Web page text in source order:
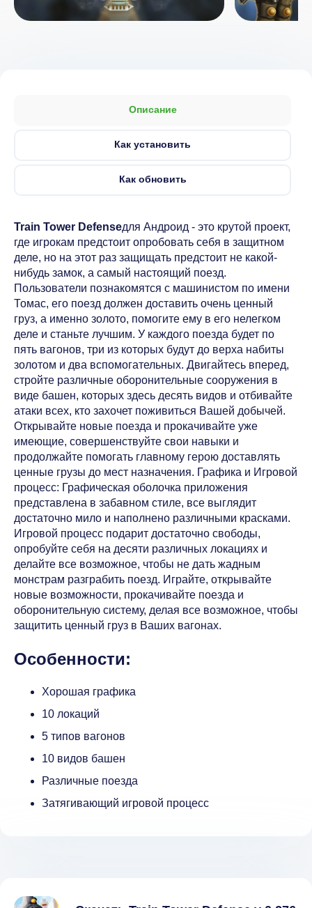
Описание
Как установить
Как обновить
Train Tower Defenseдля Андроид - это крутой проект,
где игрокам предстоит опробовать себя в защитном
деле, но на этот раз защищать предстоит не какой-
нибудь замок, а самый настоящий поезд.
Пользователи познакомятся с машинистом по имени
Томас, его поезд должен доставить очень ценный
груз, а именно золото, помогите ему в его нелегком
деле и станьте лучшим. У каждого поезда будет по
пять вагонов, три из которых будут до верха набиты
золотом и два вспомогательных. Двигайтесь вперед,
стройте различные оборонительные сооружения в
виде башен, которых здесь десять видов и отбивайте
атаки всех, кто захочет поживиться Вашей добычей.
Открывайте новые поезда и прокачивайте уже
имеющие, совершенствуйте свои навыки и
продолжайте помогать главному герою доставлять
ценные грузы до мест назначения. Графика и Игровой
процесс: Графическая оболочка приложения
представлена в забавном стиле, все выглядит
достаточно мило и наполнено различными красками.
Игровой процесс подарит достаточно свободы,
опробуйте себя на десяти различных локациях и
делайте все возможное, чтобы не дать жадным
монстрам разграбить поезд. Играйте, открывайте
новые возможности, прокачивайте поезда и
оборонительную систему, делая все возможное, чтобы
защитить ценный груз в Ваших вагонах.
Особенности:
Хорошая графика
10 локаций
5 типов вагонов
10 видов башен
Различные поезда
Затягивающий игровой процесс